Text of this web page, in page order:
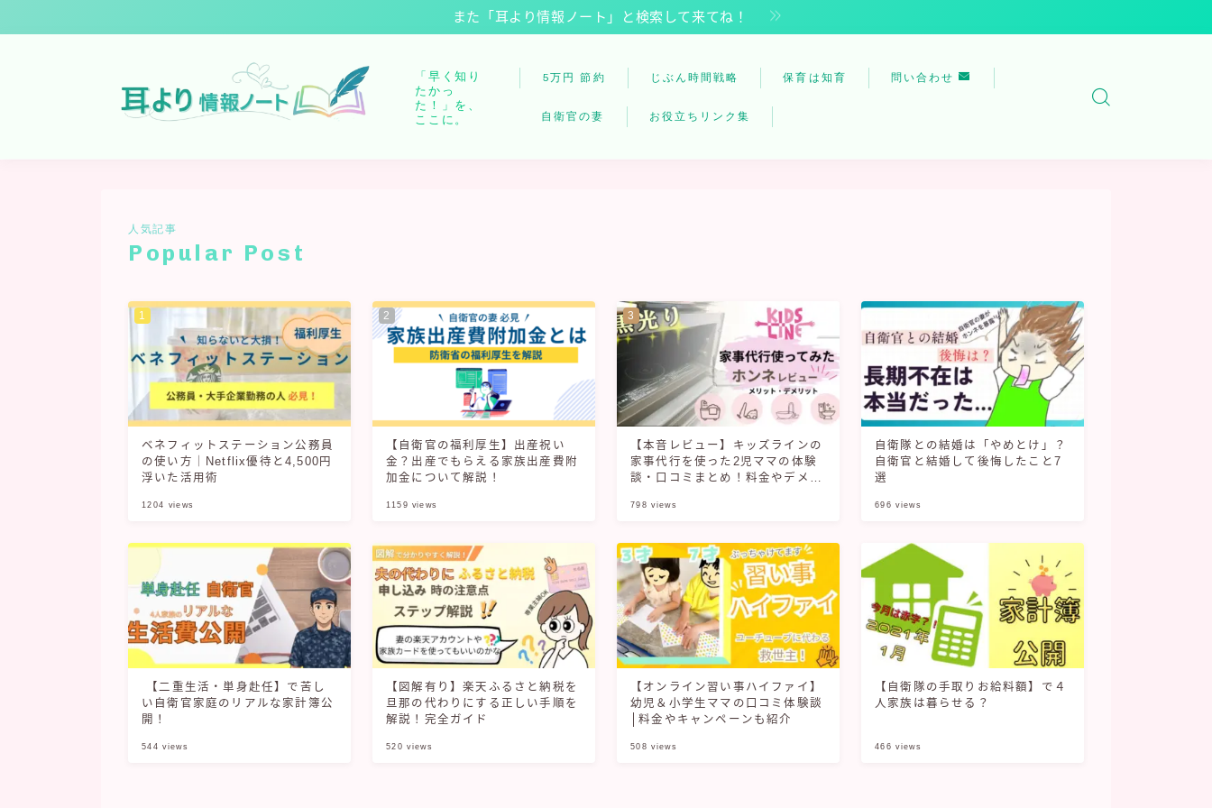
また「耳より情報ノート」と検索して来てね！
「早く知り
たかっ
た！」を、
ここに。
5万円 節約 じぶん時間戦略 保育は知育 問い合わせ
自衛官の妻 お役立ちリンク集
人気記事
Popular Post
ベネフィットステーション公務員
の使い方｜Netflix優待と4,500円
浮いた活用術
1204 views
【自衛官の福利厚生】出産祝い
金？出産でもらえる家族出産費附
加金について解説！
1159 views
【本音レビュー】キッズラインの
家事代行を使った2児ママの体験
談・口コミまとめ！料金やデメリ
798 views
自衛隊との結婚は「やめとけ」？
自衛官と結婚して後悔したこと7
選
696 views
【二重生活・単身赴任】で苦し
い自衛官家庭のリアルな家計簿公
開！
544 views
【図解有り】楽天ふるさと納税を
旦那の代わりにする正しい手順を
解説！完全ガイド
520 views
【オンライン習い事ハイファイ】
幼児＆小学生ママの口コミ体験談
│料金やキャンペーンも紹介
508 views
【自衛隊の手取りお給料額】で４
人家族は暮らせる？
466 views